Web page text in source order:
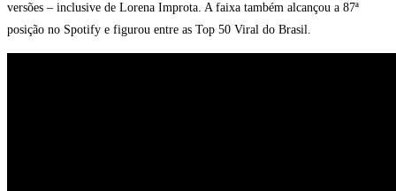
versões – inclusive de Lorena Improta. A faixa também alcançou a 87ª
posição no Spotify e figurou entre as Top 50 Viral do Brasil.